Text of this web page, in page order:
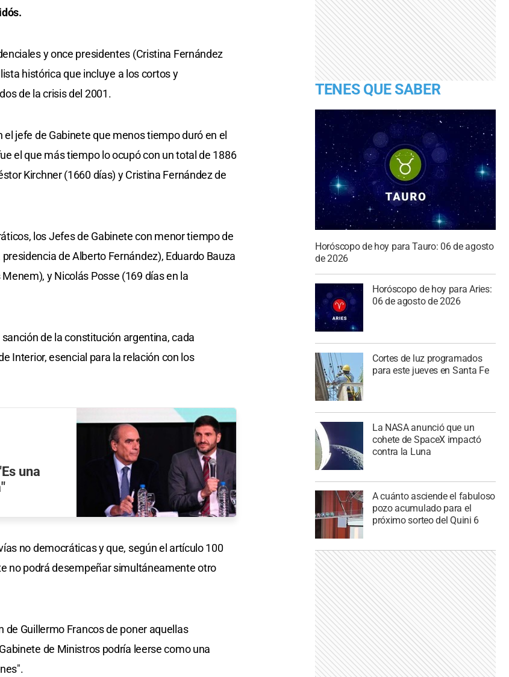
y once presidentes (Cristina Fernández
histórica que incluye a los cortos y
de la crisis del 2001.
jefe de Gabinete que menos tiempo duró en el
el que más tiempo lo ocupó con un total de 1886
Kirchner (1660 días) y Cristina Fernández de
los Jefes de Gabinete con menor tiempo de
de Alberto Fernández), Eduardo Bauza
y Nicolás Posse (169 días en la
de la constitución argentina, cada
Interior, esencial para la relación con los
una
no democráticas y que, según el artículo 100
no podrá desempeñar simultáneamente otro
de Guillermo Francos de poner aquellas
de Ministros podría leerse como una
TENES QUE SABER
Horóscopo de hoy para Tauro: 06 de agosto
de 2026
Horóscopo de hoy para Aries:
06 de agosto de 2026
Cortes de luz programados
para este jueves en Santa Fe
La NASA anunció que un
cohete de SpaceX impactó
contra la Luna
A cuánto asciende el fabuloso
pozo acumulado para el
próximo sorteo del Quini 6